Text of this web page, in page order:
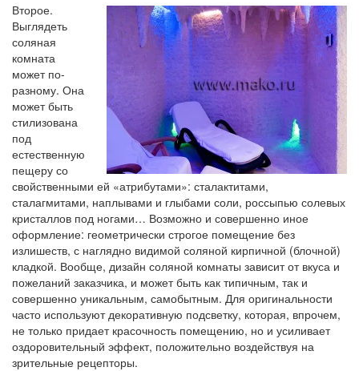
Второе.
Выглядеть
соляная
комната
может по-
разному. Она
может быть
стилизована
под
естественную
пещеру со
свойственными ей «атрибутами»: сталактитами,
сталагмитами, наплывами и глыбами соли, россыпью солевых
кристаллов под ногами… Возможно и совершенно иное
оформление: геометрически строгое помещение без
излишеств, с наглядно видимой соляной кирпичной (блочной)
кладкой. Вообще, дизайн соляной комнаты зависит от вкуса и
пожеланий заказчика, и может быть как типичным, так и
совершенно уникальным, самобытным. Для оригинальности
часто используют декоративную подсветку, которая, впрочем,
не только придает красочность помещению, но и усиливает
оздоровительный эффект, положительно воздействуя на
зрительные рецепторы.